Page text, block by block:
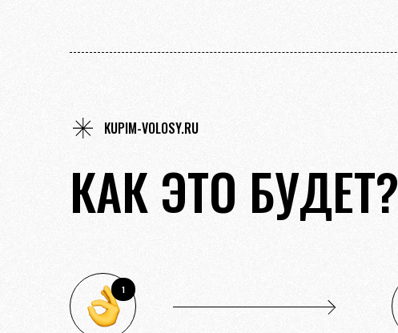
KUPIM-VOLOSY.RU
КАК ЭТО БУДЕТ?
1